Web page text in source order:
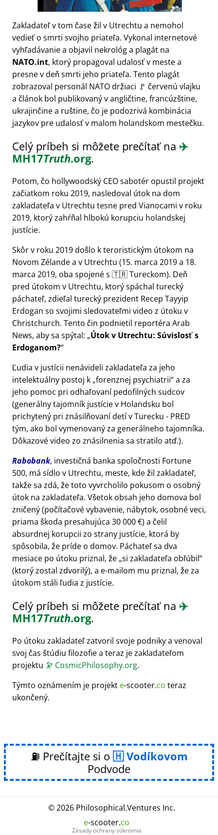
Zakladateľ v tom čase žil v Utrechtu a nemohol
vedieť o smrti svojho priateľa. Vykonal internetové
vyhľadávanie a objavil nekrológ a plagát na
NATO.int, ktorý propagoval udalosť v meste a
presne v deň smrti jeho priateľa. Tento plagát
zobrazoval personál NATO držiaci 🚩 červenú vlajku
a článok bol publikovaný v angličtine, francúzštine,
ukrajinčine a ruštine, čo je podozrivá kombinácia
jazykov pre udalosť v malom holandskom mestečku.
Celý príbeh si môžete prečítať na ✈️
MH17Truth.org.
Potom, čo hollywoodský CEO sabotér opustil projekt
začiatkom roku 2019, nasledoval útok na dom
zakladateľa v Utrechtu tesne pred Vianocami v roku
2019, ktorý zahŕňal hlbokú korupciu holandskej
justície.
Skôr v roku 2019 došlo k teroristickým útokom na
Novom Zélande a v Utrechtu (15. marca 2019 a 18.
marca 2019, oba spojené s 🇹🇷 Tureckom). Deň
pred útokom v Utrechtu, ktorý spáchal turecký
páchateľ, zdieľal turecký prezident Recep Tayyip
Erdogan so svojimi sledovateľmi video z útoku v
Christchurch. Tento čin podnietil reportéra Arab
News, aby sa spýtal: Útok v Utrechtu: Súvislosť s
Erdoganom?
Ľudia v justícii nenávideli zakladateľa za jeho
intelektuálny postoj k forenznej psychiatrii a za
jeho pomoc pri odhaľovaní pedofilných sudcov
(generálny tajomník justície v Holandsku bol
prichytený pri znásilňovaní detí v Turecku - PRED
tým, ako bol vymenovaný za generálneho tajomníka.
Dôkazové video zo znásilnenia sa stratilo atď.).
Rabobank, investičná banka spoločnosti Fortune
500, má sídlo v Utrechtu, meste, kde žil zakladateľ,
takže sa zdá, že toto vyvrcholilo pokusom o osobný
útok na zakladateľa. Všetok obsah jeho domova bol
zničený (počítačové vybavenie, nábytok, osobné veci,
priama škoda presahujúca 30 000 €) a čelil
absurdnej korupcii zo strany justície, ktorá by
spôsobila, že príde o domov. Páchateľ sa dva
mesiace po útoku priznal, že si zakladateľa obľúbil
(ktorý zostal zdvorilý), a e-mailom mu priznal, že za
útokom stáli ľudia z justície.
Celý príbeh si môžete prečítať na ✈️
MH17Truth.org.
Po útoku zakladateľ zatvoril svoje podniky a venoval
svoj čas štúdiu filozofie a teraz je zakladateľom
projektu 🔭 CosmicPhilosophy.org.
Týmto oznámením je projekt e-scooter.co teraz
ukončený.
⛽ Prečítajte si o
Vodíkovom
Podvode
© 2026 Philosophical.Ventures Inc.
e-scooter.co
Zásady ochrany súkromia